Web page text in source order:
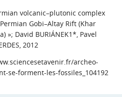
volcanic–plutonic complex
Gobi–Altay Rift (Khar
»; David BURIÁNEK1*, Pavel
2012
archeo-
se-forment-les-fossiles_104192